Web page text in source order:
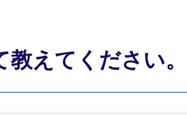
えてください。